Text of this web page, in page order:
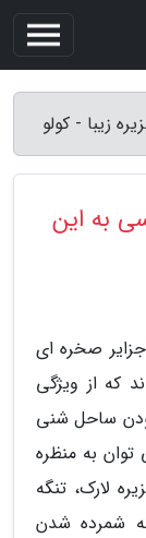
زیبا - کولو
به این
صخره ای
که از ویژگی
ساحل شنی
توان به منظره
لارک، تنگه
شمرده شدن